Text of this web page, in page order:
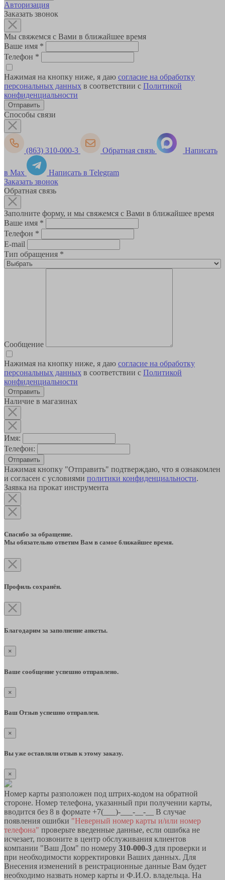
Авторизация
Заказать звонок
Мы свяжемся с Вами в ближайшее время
Ваше имя *
Телефон *
Нажимая на кнопку ниже, я даю согласие на обработку
персональных данных в соответствии с Политикой
конфиденциальности
Способы связи
(863) 310-000-3 Обратная связь Написать
в Max
Написать в Telegram
Заказать звонок
Обратная связь
Заполните форму, и мы свяжемся с Вами в ближайшее время
Ваше имя *
Телефон *
E-mail
Тип обращения *
Сообщение
Нажимая на кнопку ниже, я даю согласие на обработку
персональных данных в соответствии с Политикой
конфиденциальности
Наличие в магазинах
Имя:
Телефон:
Отправить
Нажимая кнопку "Отправить" подтверждаю, что я ознакомлен
и согласен с условиями политики конфиденциальности.
Заявка на прокат инструмента
Спасибо за обращение.
Мы обязательно ответим Вам в самое ближайшее время.
Профиль сохранён.
Благодарим за заполнение анкеты.
×
Ваше сообщение успешно отправлено.
×
Ваш Отзыв успешно отправлен.
×
Вы уже оставляли отзыв к этому заказу.
×
Номер карты разположен под штрих-кодом на обратной
стороне. Номер телефона, указанный при получении карты,
вводится без 8 в формате +7(___)-___-__-__ В случае
появления ошибки "Неверный номер карты и/или номер
телефона" проверьте введенные данные, если ошибка не
исчезает, позвоните в центр обслуживания клиентов
компании "Ваш Дом" по номеру 310-000-3 для проверки и
при необходимости корректировки Ваших данных. Для
Внесения изменений в реистрационные данные Вам будет
необходимо назвать номер карты и Ф.И.О. владельца. На